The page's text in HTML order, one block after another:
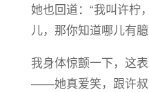
她也回道：“我叫许
儿，那你知道哪儿有
我身体惊颤一下，这
——她真爱笑，跟许叔